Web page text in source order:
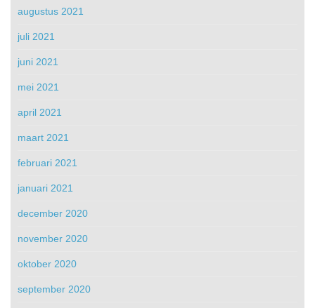
augustus 2021
juli 2021
juni 2021
mei 2021
april 2021
maart 2021
februari 2021
januari 2021
december 2020
november 2020
oktober 2020
september 2020